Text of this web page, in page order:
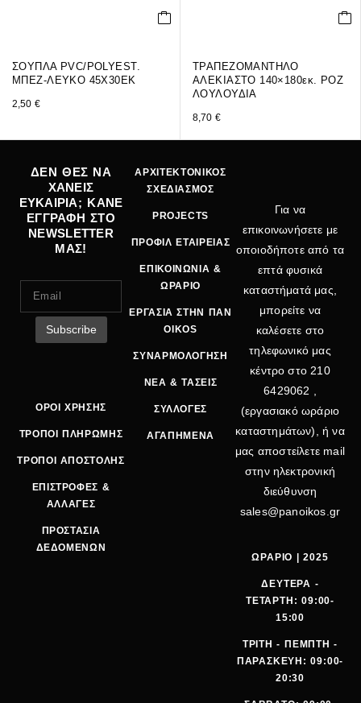
ΣΟΥΠΛΑ PVC/POLYEST.
ΜΠΕΖ-ΛΕΥΚΟ 45X30EK
2,50 €
ΤΡΑΠΕΖΟΜΑΝΤΗΛΟ
ΑΛΕΚΙΑΣΤΟ 140×180εκ. ΡΟΖ
ΛΟΥΛΟΥΔΙΑ
8,70 €
ΔΕΝ ΘΕΣ ΝΑ
ΧΑΝΕΙΣ
ΕΥΚΑΙΡΙΑ; ΚΑΝΕ
ΕΓΓΡΑΦΗ ΣΤΟ
NEWSLETTER
ΜΑΣ!
ΟΡΟΙ ΧΡΗΣΗΣ
ΤΡΟΠΟΙ ΠΛΗΡΩΜΗΣ
ΤΡΟΠΟΙ ΑΠΟΣΤΟΛΗΣ
ΕΠΙΣΤΡΟΦΕΣ &
ΑΛΛΑΓΕΣ
ΠΡΟΣΤΑΣΙΑ
ΔΕΔΟΜΕΝΩΝ
ΑΡΧΙΤΕΚΤΟΝΙΚΟΣ
ΣΧΕΔΙΑΣΜΟΣ
PROJECTS
ΠΡΟΦΙΛ ΕΤΑΙΡΕΙΑΣ
ΕΠΙΚΟΙΝΩΝΙΑ &
ΩΡΑΡΙΟ
ΕΡΓΑΣΙΑ ΣΤΗΝ ΠΑΝ
OIKOS
ΣΥΝΑΡΜΟΛΟΓΗΣΗ
ΝΕΑ & ΤΑΣΕΙΣ
ΣΥΛΛΟΓΕΣ
ΑΓΑΠΗΜΕΝΑ
Για να
επικοινωνήσετε με
οποιοδήποτε από τα
επτά φυσικά
καταστήματά μας,
μπορείτε να
καλέσετε στο
τηλεφωνικό μας
κέντρο στο 210
6429062
(εργασιακό ωράριο
καταστημάτων), ή να
μας αποστείλετε mail
στην ηλεκτρονική
διεύθυνση
sales@panoikos.gr
ΩΡΑΡΙΟ | 2025
ΔΕΥΤΕΡΑ -
ΤΕΤΑΡΤΗ: 09:00-
15:00
ΤΡΙΤΗ - ΠΕΜΠΤΗ -
ΠΑΡΑΣΚΕΥΗ: 09:00-
20:30